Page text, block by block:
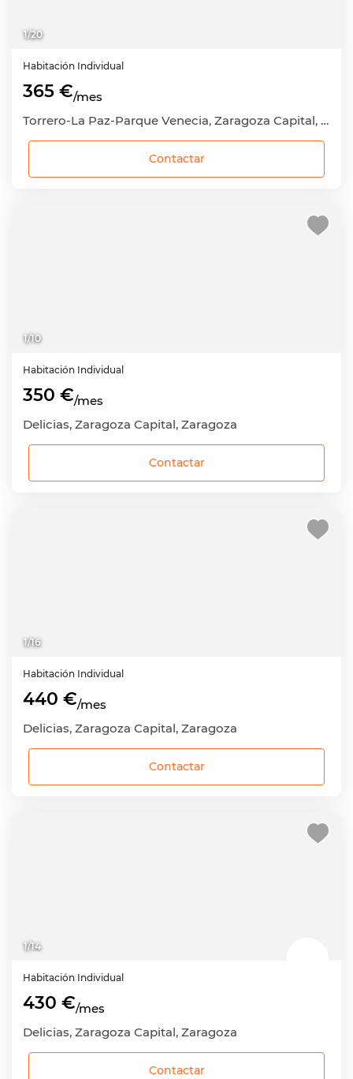
1/20
Habitación Individual
365 €/mes
Torrero-La Paz-Parque Venecia, Zaragoza Capital, Zaragoza
Contactar
1/10
Habitación Individual
350 €/mes
Delicias, Zaragoza Capital, Zaragoza
Contactar
1/16
Habitación Individual
440 €/mes
Delicias, Zaragoza Capital, Zaragoza
Contactar
1/14
Habitación Individual
430 €/mes
Delicias, Zaragoza Capital, Zaragoza
Contactar